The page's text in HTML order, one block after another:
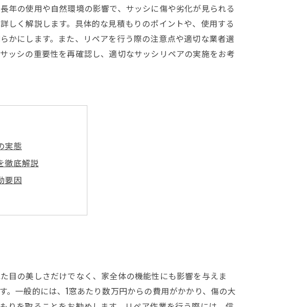
年の使用や自然環境の影響で、サッシに傷や劣化が見られる
しく解説します。具体的な見積もりのポイントや、使用する
かにします。また、リペアを行う際の注意点や適切な業者選
ッシの重要性を再確認し、適切なサッシリペアの実施をお考
実態
徹底解説
要因
シリペアを探す
ド
目の美しさだけでなく、家全体の機能性にも影響を与えま
一般的には、1窓あたり数万円からの費用がかかり、傷の大